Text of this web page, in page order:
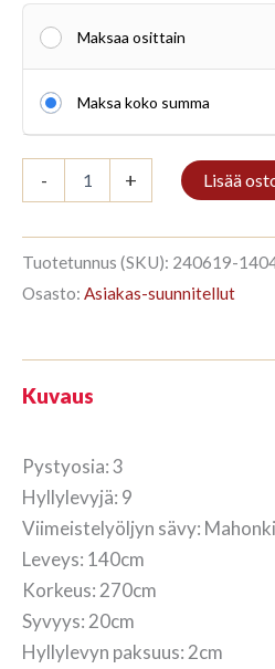
Maksaa osittain
Maksa koko summa
-
3/9
Mahonki
määrä
+ Lisää
Tuotetunnus (SKU): 240619-
Osasto: Asiakas-suunnitellut
Kuvaus
Pystyosia: 3
Hyllylevyjä: 9
Viimeistelyöljyn sävy:
Leveys: 140cm
Korkeus: 270cm
Syvyys: 20cm
Hyllylevyn paksuus: 2cm